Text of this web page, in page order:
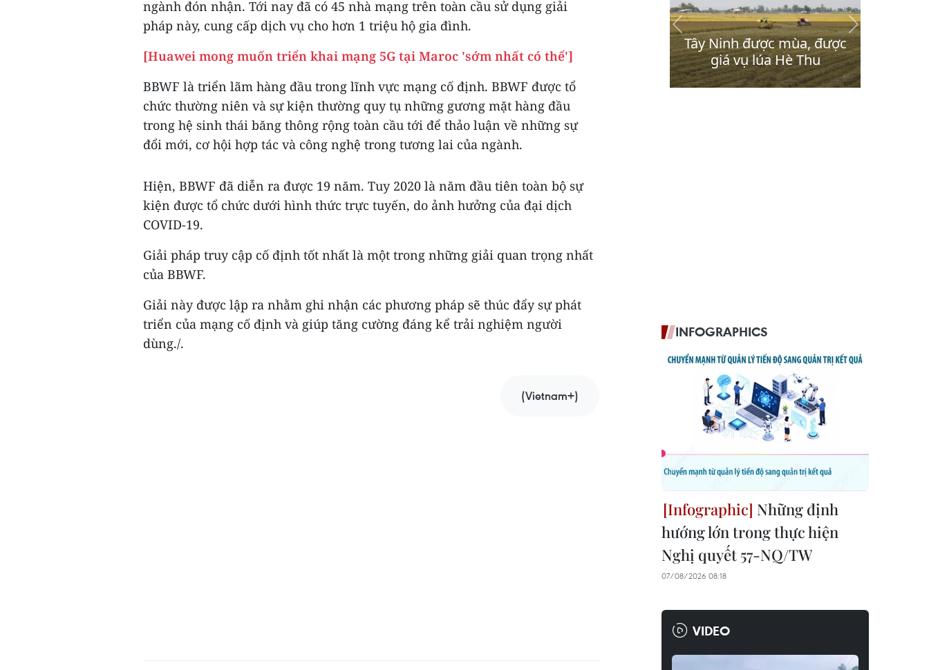
ngành đón nhận. Tới nay đã có 45 nhà mạng trên toàn cầu sử dụng giải
pháp này, cung cấp dịch vụ cho hơn 1 triệu hộ gia đình.
[Huawei mong muốn triển khai mạng 5G tại Maroc 'sớm nhất có thể']
BBWF là triển lãm hàng đầu trong lĩnh vực mạng cố định. BBWF được tổ
chức thường niên và sự kiện thường quy tụ những gương mặt hàng đầu
trong hệ sinh thái băng thông rộng toàn cầu tới để thảo luận về những sự
đổi mới, cơ hội hợp tác và công nghệ trong tương lai của ngành.
Hiện, BBWF đã diễn ra được 19 năm. Tuy 2020 là năm đầu tiên toàn bộ sự
kiện được tổ chức dưới hình thức trực tuyến, do ảnh hưởng của đại dịch
COVID-19.
Giải pháp truy cập cố định tốt nhất là một trong những giải quan trọng nhất
của BBWF.
Giải này được lập ra nhằm ghi nhận các phương pháp sẽ thúc đẩy sự phát
triển của mạng cố định và giúp tăng cường đáng kể trải nghiệm người
dùng./.
(Vietnam+)
INFOGRAPHICS
Những định
hướng lớn trong thực hiện
Nghị quyết 57-NQ/TW
07/08/2026 08:18
VIDEO